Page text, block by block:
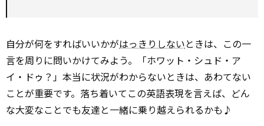
自分が何をすればいいかがはっきりしないときは、この一
言を周りに問いかけてみよう。「ホワット・シュド・ア
イ・ドゥ？」本当に状況がわからないときは、あわてない
ことが重要です。落ち着いてこの英語表現を言えば、どん
な大変なことでも友達と一緒に乗り越えられるかも♪